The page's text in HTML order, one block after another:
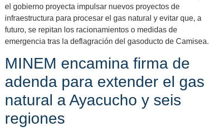
el gobierno proyecta impulsar nuevos proyectos de
infraestructura para procesar el gas natural y evitar que, a
futuro, se repitan los racionamientos o medidas de
emergencia tras la deflagración del gasoducto de Camisea.
MINEM encamina firma de
adenda para extender el gas
natural a Ayacucho y seis
regiones